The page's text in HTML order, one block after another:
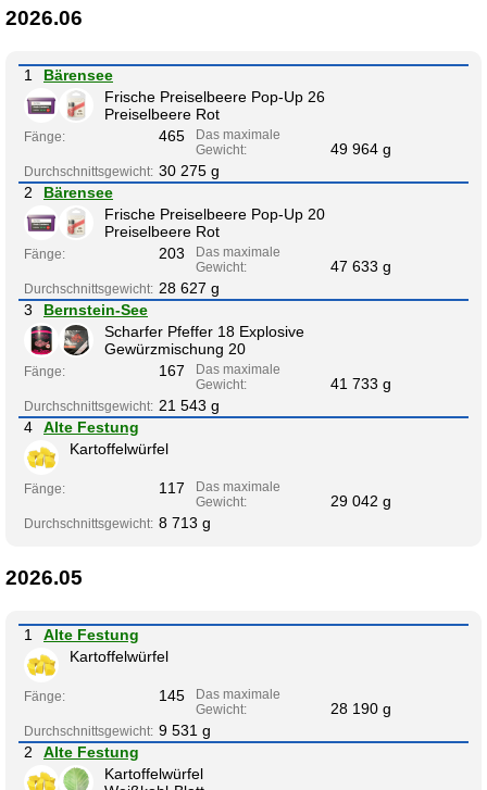
2026.06
1
Bärensee
Frische Preiselbeere Pop-Up 26
Preiselbeere Rot
Fänge: 465
Das maximale
Gewicht:
49 964 g
Durchschnittsgewicht: 30 275 g
2
Bärensee
Frische Preiselbeere Pop-Up 20
Preiselbeere Rot
Fänge: 203
Das maximale
Gewicht:
47 633 g
Durchschnittsgewicht: 28 627 g
3
Bernstein-See
Scharfer Pfeffer 18 Explosive
Gewürzmischung 20
Fänge: 167
Das maximale
Gewicht:
41 733 g
Durchschnittsgewicht: 21 543 g
4
Alte Festung
Kartoffelwürfel
Fänge: 117
Das maximale
Gewicht:
29 042 g
Durchschnittsgewicht: 8 713 g
2026.05
1
Alte Festung
Kartoffelwürfel
Fänge: 145
Das maximale
Gewicht:
28 190 g
Durchschnittsgewicht: 9 531 g
2
Alte Festung
Kartoffelwürfel